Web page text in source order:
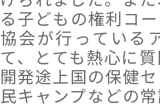
る子どもの権利コ
協会が行っている
て、とても熱心に
開発途上国の保健
民キャンプなどの